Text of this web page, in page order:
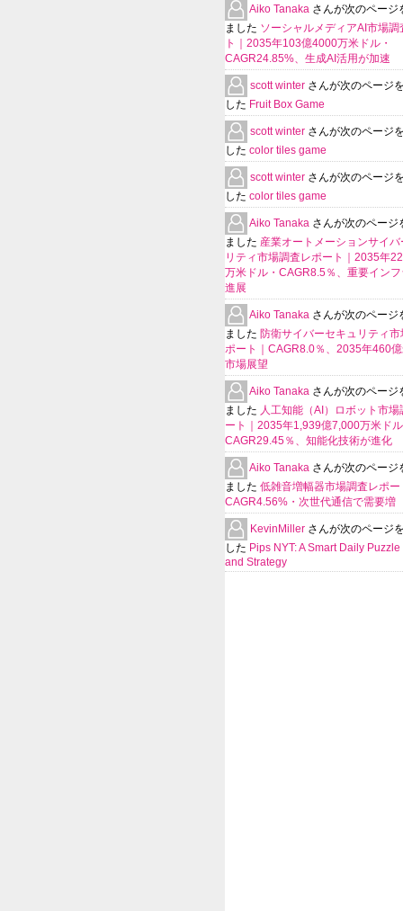
Aiko Tanaka さんが次のページ
ました ソーシャルメディアAI市場調
ト｜2035年103億4000万米ドル・
CAGR24.85%、生成AI活用が加速
scott winter さんが次のページ
した Fruit Box Game
scott winter さんが次のページ
した color tiles game
scott winter さんが次のページ
した color tiles game
Aiko Tanaka さんが次のページ
ました 産業オートメーションサイ
リティ市場調査レポート｜2035年
万米ドル・CAGR8.5％、重要イン
進展
Aiko Tanaka さんが次のページ
ました 防衛サイバーセキュリティ
ポート｜CAGR8.0％、2035年460
市場展望
Aiko Tanaka さんが次のページ
ました 人工知能（AI）ロボット市場
ート｜2035年1,939億7,000万米ド
CAGR29.45％、知能化技術が進化
Aiko Tanaka さんが次のページ
ました 低雑音増幅器市場調査レポー
CAGR4.56%・次世代通信で需要増
KevinMiller さんが次のページ
した Pips NYT: A Smart Daily
and Strategy